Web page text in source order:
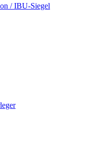
/ IBU-Siegel